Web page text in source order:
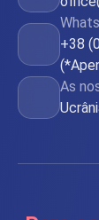
+38
As